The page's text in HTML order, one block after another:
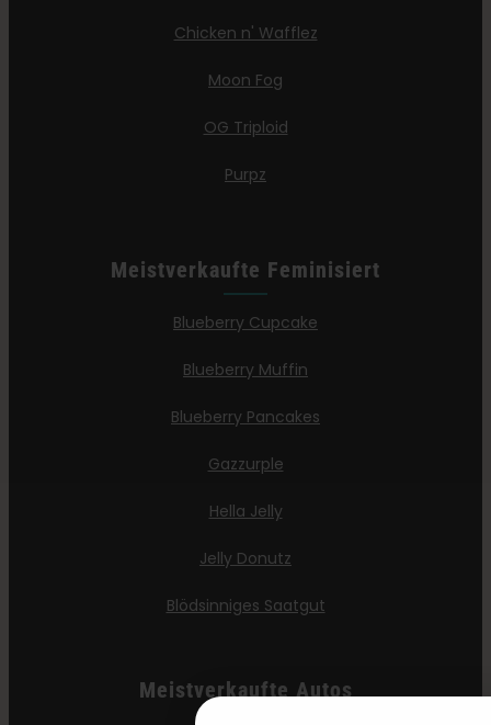
Chicken n' Wafflez
Moon Fog
OG Triploid
Purpz
Meistverkaufte Feminisiert
Blueberry Cupcake
Blueberry Muffin
Blueberry Pancakes
Gazzurple
Hella Jelly
Jelly Donutz
Blödsinniges Saatgut
Meistverkaufte Autos